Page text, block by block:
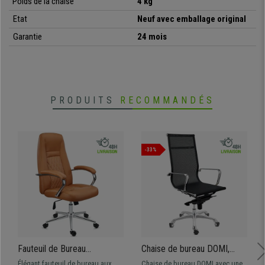
• Choix important de coloris
Etat
Neuf avec emballage original
Garantie
24 mois
PRODUITS RECOMMANDÉS
Fauteuil de Bureau
ISTANBUL, Design Exclusif,
-33%
Chaise de bureau DOMI,
Structure Métallique